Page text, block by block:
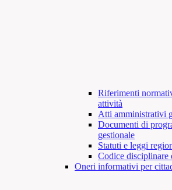
Riferimenti
attività
Atti amministrativi
Documenti di
gestionale
Statuti e leggi
Codice disciplinare
Oneri informativi per